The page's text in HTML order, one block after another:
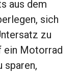
aus dem
sich
zu
ein Motorrad
sparen,